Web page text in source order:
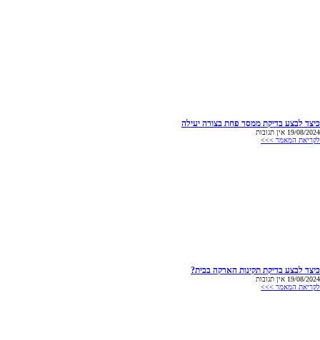
כיצד לבצע בדיקת ממסר פחת בצורה יעילה
19/08/2024 אין תגובות
לקריאת המאמר >>>
כיצד לבצע בדיקת תקינות הארקה בבית?
19/08/2024 אין תגובות
לקריאת המאמר >>>